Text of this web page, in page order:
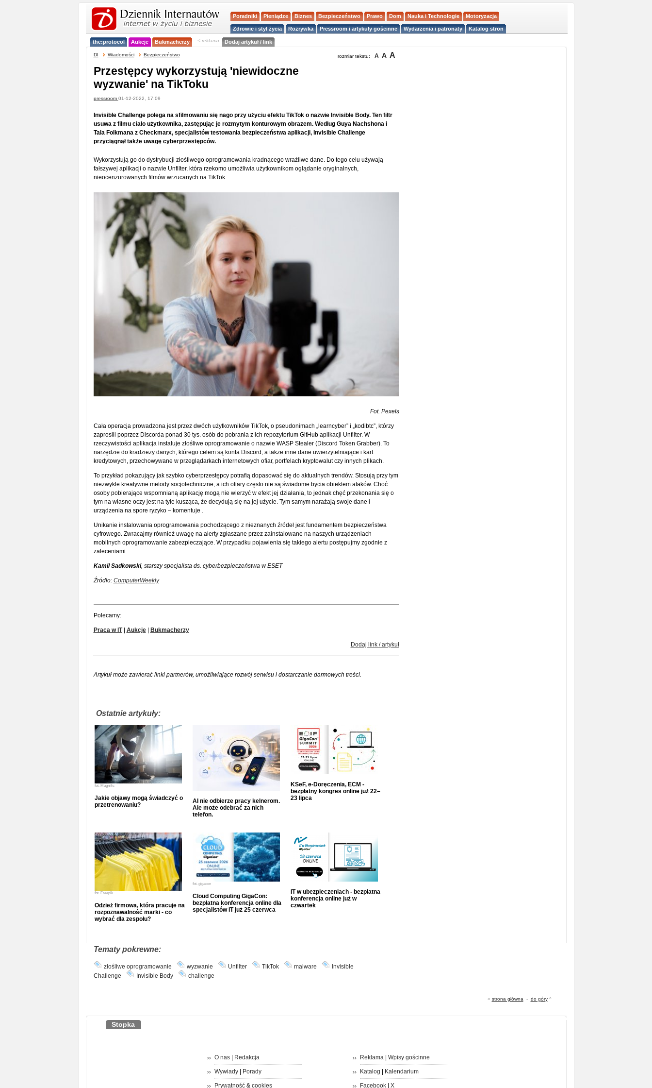
Poradniki Pieniądze Biznes Bezpieczeństwo Prawo Dom Nauka i Technologie Motoryzacja
Zdrowie i styl życia Rozrywka Pressroom i artykuły gościnne Wydarzenia i patronaty Katalog stron
the:protocol Aukcje Bukmacherzy < reklama Dodaj artykuł / link
DI Wiadomości Bezpieczeństwo rozmiar tekstu: A A A
Przestępcy wykorzystują 'niewidoczne
wyzwanie' na TikToku
pressroom 01-12-2022, 17:09
Invisible Challenge polega na sfilmowaniu się nago przy użyciu efektu TikTok o nazwie Invisible Body. Ten filtr
usuwa z filmu ciało użytkownika, zastępując je rozmytym konturowym obrazem. Według Guya Nachshona i
Tala Folkmana z Checkmarx, specjalistów testowania bezpieczeństwa aplikacji, Invisible Challenge
przyciągnął także uwagę cyberprzestępców.
Wykorzystują go do dystrybucji złośliwego oprogramowania kradnącego wrażliwe dane. Do tego celu używają
fałszywej aplikacji o nazwie Unfilter, która rzekomo umożliwia użytkownikom oglądanie oryginalnych,
nieocenzurowanych filmów wrzucanych na TikTok.
Fot. Pexels
Cała operacja prowadzona jest przez dwóch użytkowników TikTok, o pseudonimach „learncyber” i „kodibtc”, którzy
zaprosili poprzez Discorda ponad 30 tys. osób do pobrania z ich repozytorium GitHub aplikacji Unfilter. W
rzeczywistości aplikacja instaluje złośliwe oprogramowanie o nazwie WASP Stealer (Discord Token Grabber). To
narzędzie do kradzieży danych, którego celem są konta Discord, a także inne dane uwierzytelniające i kart
kredytowych, przechowywane w przeglądarkach internetowych ofiar, portfelach kryptowalut czy innych plikach.
To przykład pokazujący jak szybko cyberprzestępcy potrafią dopasować się do aktualnych trendów. Stosują przy tym
niezwykle kreatywne metody socjotechniczne, a ich ofiary często nie są świadome bycia obiektem ataków. Choć
osoby pobierające wspomnianą aplikację mogą nie wierzyć w efekt jej działania, to jednak chęć przekonania się o
tym na własne oczy jest na tyle kusząca, że decydują się na jej użycie. Tym samym narażają swoje dane i
urządzenia na spore ryzyko – komentuje .
Unikanie instalowania oprogramowania pochodzącego z nieznanych źródeł jest fundamentem bezpieczeństwa
cyfrowego. Zwracajmy również uwagę na alerty zgłaszane przez zainstalowane na naszych urządzeniach
mobilnych oprogramowanie zabezpieczające. W przypadku pojawienia się takiego alertu postępujmy zgodnie z
zaleceniami.
Kamil Sadkowski, starszy specjalista ds. cyberbezpieczeństwa w ESET
Źródło: ComputerWeekly
Polecamy:
Praca w IT| Aukcje| Bukmacherzy
Dodaj link / artykuł
Artykuł może zawierać linki partnerów, umożliwiające rozwój serwisu i dostarczanie darmowych treści.
Ostatnie artykuły:
fot. Magnific
Jakie objawy mogą świadczyć o
przetrenowaniu?
AI nie odbierze pracy kelnerom.
Ale może odebrać za nich
telefon.
KSeF, e-Doręczenia, ECM -
bezpłatny kongres online już 22–
23 lipca
fot. Freepik
Odzież firmowa, która pracuje na
rozpoznawalność marki - co
wybrać dla zespołu?
fot. gigacon
Cloud Computing GigaCon:
bezpłatna konferencja online dla
specjalistów IT już 25 czerwca
IT w ubezpieczeniach - bezpłatna
konferencja online już w
czwartek
Tematy pokrewne:
złośliwe oprogramowanie wyzwanie Unfilter TikTok malware
Invisible
Challenge
Invisible Body challenge
« strona główna - do góry^
Stopka
O nas| Redakcja
Wywiady| Porady
Prywatność& cookies
Reklama| Wpisy gościnne
Katalog Kalendarium
Facebook| X